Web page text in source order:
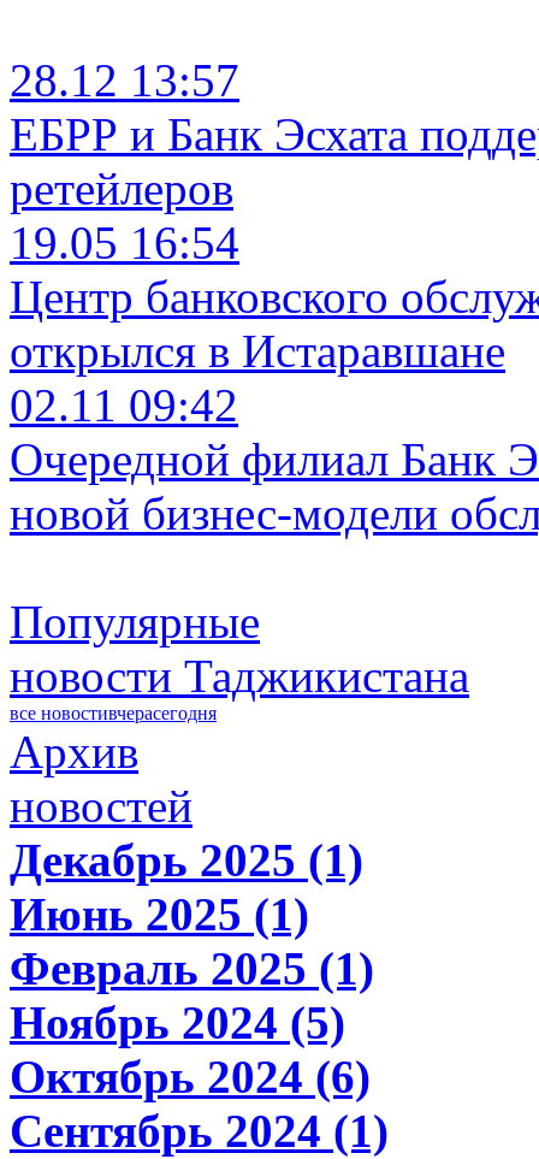
28.12 13:57
ЕБРР и Банк Эсхата
ретейлеров
19.05 16:54
Центр банковского
открылся в Истаравшане
02.11 09:42
Очередной филиал Банк
новой бизнес-модели
Популярные
новости Таджикистана
все новостивчерасегодня
Архив
новостей
Декабрь 2025 (1)
Июнь 2025 (1)
Февраль 2025 (1)
Ноябрь 2024 (5)
Октябрь 2024 (6)
Сентябрь 2024 (1)